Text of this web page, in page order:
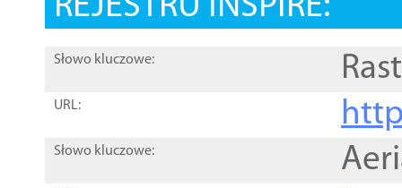
REJESTRU INSPIRE:
Słowo kluczowe:
URL:
Słowo kluczowe: